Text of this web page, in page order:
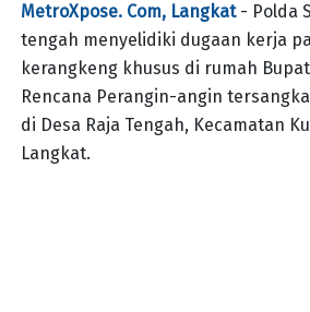
MetroXpose. Com, Langkat- Polda
tengah menyelidiki dugaan kerja
kerangkeng khusus di rumah
Rencana Perangin-angin
di Desa Raja Tengah, Kecamatan
Langkat.